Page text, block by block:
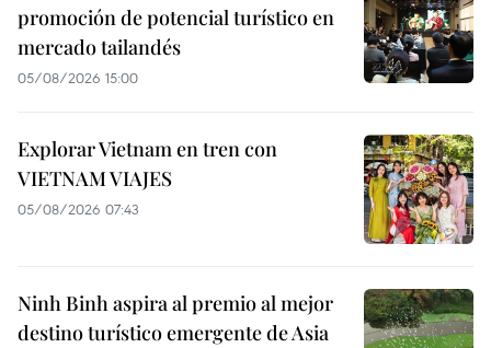
promoción de potencial turístico en
mercado tailandés
05/08/2026 15:00
Explorar Vietnam en tren con
VIETNAM VIAJES
05/08/2026 07:43
Ninh Binh aspira al premio al mejor
destino turístico emergente de Asia